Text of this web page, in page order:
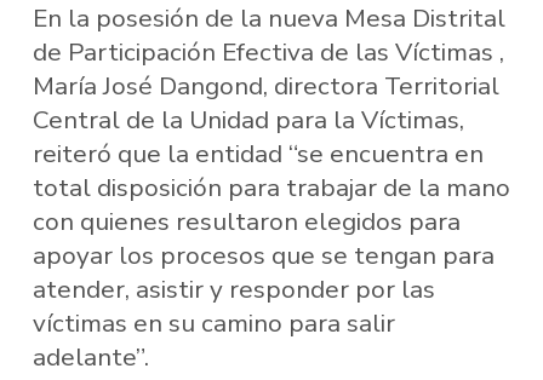
En la posesión de la nueva Mesa Distrital
de Participación Efectiva de las Víctimas ,
María José Dangond, directora Territorial
Central de la Unidad para la Víctimas,
reiteró que la entidad “se encuentra en
total disposición para trabajar de la mano
con quienes resultaron elegidos para
apoyar los procesos que se tengan para
atender, asistir y responder por las
víctimas en su camino para salir
adelante”.